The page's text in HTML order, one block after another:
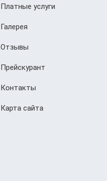
Платные услуги
Галерея
Отзывы
Прейскурант
Контакты
Карта сайта